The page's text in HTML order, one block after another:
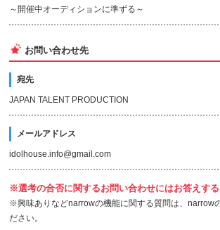
～開催中オーディションに準ずる～
お問い合わせ先
宛先
JAPAN TALENT PRODUCTION
メールアドレス
idolhouse.info@gmail.com
※選考の合否に関するお問い合わせにはお答えする
※興味ありなどnarrowの機能に関する質問は、narrow
ださい。